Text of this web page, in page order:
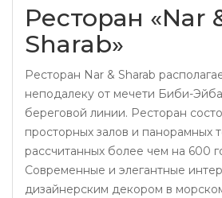
Ресторан «Nar
Sharab»
Ресторан Nar & Sharab
неподалеку от мечети Биби-
береговой линии. Ресторан
просторных залов и панорамных
рассчитанных более чем на 600
Современные и элегантные
дизайнерским декором в